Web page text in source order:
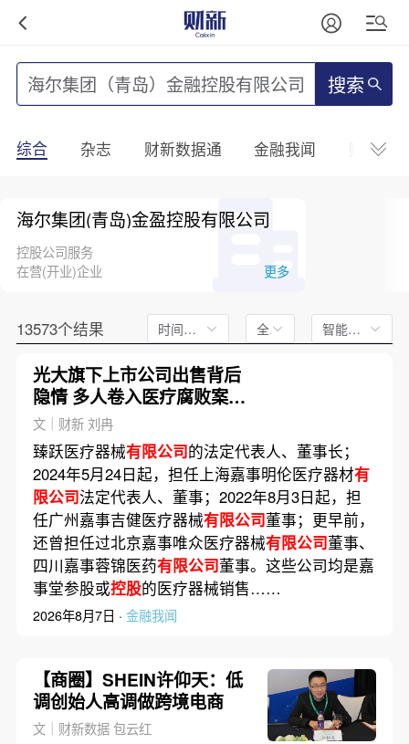
搜索
综合 杂志 财新数据通 金融我闻 财新
海尔集团(青岛)金盈控股有限公司
控股公司服务
在营(开业)企业
更多
13573个结果 时间不限 全文 智能排序
光大旗下上市公司出售背后
隐情 多人卷入医疗腐败案被
查
文｜财新 刘冉
臻跃医疗器械有限公司的法定代表人、董事长；
2024年5月24日起，担任上海嘉事明伦医疗器材有
限公司法定代表人、董事；2022年8月3日起，担
任广州嘉事吉健医疗器械有限公司董事；更早前，
还曾担任过北京嘉事唯众医疗器械有限公司董事、
四川嘉事蓉锦医药有限公司董事。这些公司均是嘉
事堂参股或控股的医疗器械销售……
2026年8月7日 · 金融我闻
【商圈】SHEIN许仰天：低
调创始人高调做跨境电商
文｜财新数据 包云红